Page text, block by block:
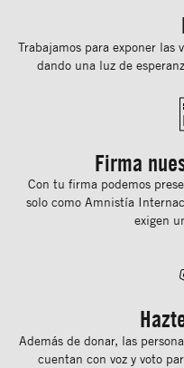
Trabajamos para exponer las
dando una luz de
Firma
Con tu ﬁrma podemos
solo como Amnistía
exigen
Además de donar, las
cuentan con voz y voto